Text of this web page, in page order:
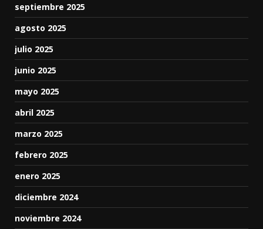
septiembre 2025
agosto 2025
julio 2025
junio 2025
mayo 2025
abril 2025
marzo 2025
febrero 2025
enero 2025
diciembre 2024
noviembre 2024